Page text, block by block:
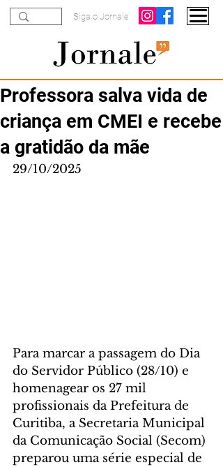
Siga o Jornale
Professora salva vida de
criança em CMEI e recebe
a gratidão da mãe
29/10/2025
Para marcar a passagem do Dia
do Servidor Público (28/10) e
homenagear os 27 mil
profissionais da Prefeitura de
Curitiba, a Secretaria Municipal
da Comunicação Social (Secom)
preparou uma série especial de